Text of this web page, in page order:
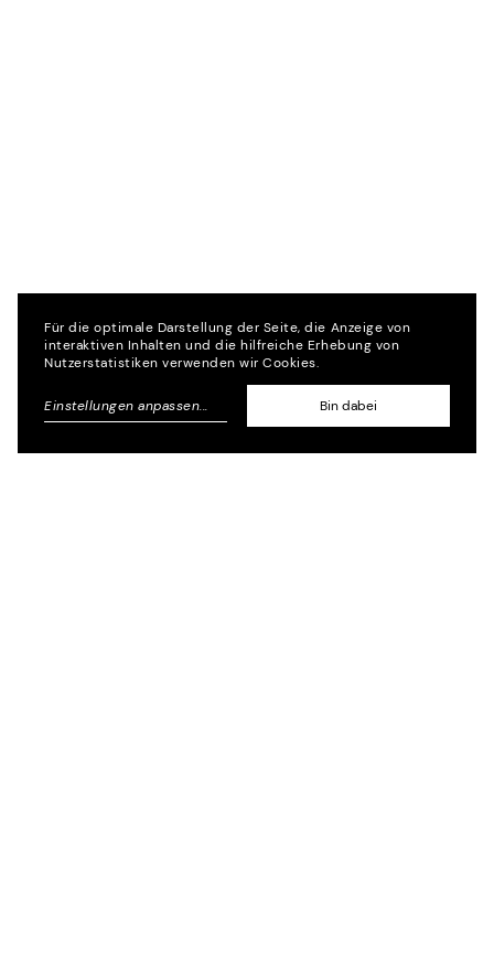
Für die optimale Darstellung der Seite, die Anzeige von
interaktiven Inhalten und die hilfreiche Erhebung von
Nutzerstatistiken verwenden wir Cookies.
Einstellungen anpassen... Bin dabei